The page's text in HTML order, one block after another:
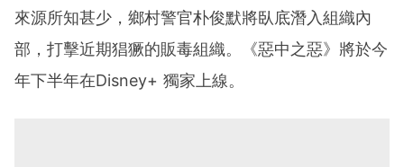
來源所知甚少，鄉村警官朴俊默將臥底潛入組織內
部，打擊近期猖獗的販毒組織。《惡中之惡》 將於今
年下半年在Disney+ 獨家上線。